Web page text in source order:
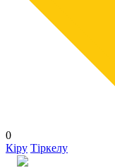
0
Кіру Тіркелу